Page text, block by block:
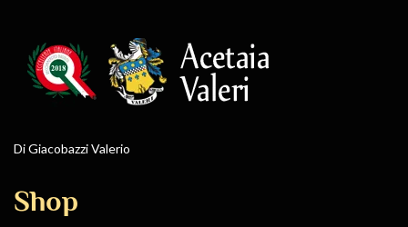
Di Giacobazzi Valerio
Shop